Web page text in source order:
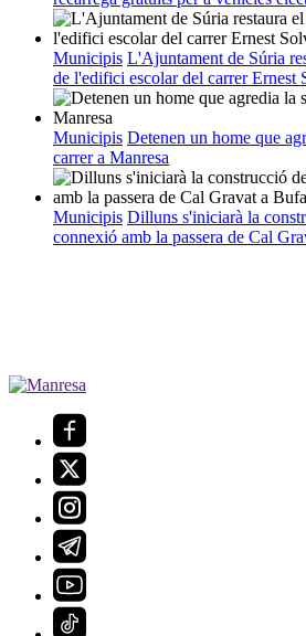
Municipis L'Ajuntament de Súria
de l'edifici escolar del carrer Ernest
Municipis Detenen un home que
carrer a Manresa
Municipis Dilluns s'iniciarà la
connexió amb la passera de Cal